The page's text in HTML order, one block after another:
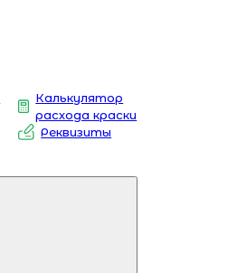
Калькулятор
расхода краски
Реквизиты